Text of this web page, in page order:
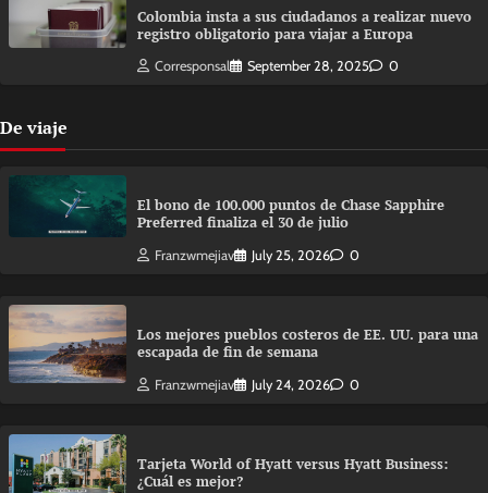
Colombia insta a sus ciudadanos a realizar nuevo
registro obligatorio para viajar a Europa
Corresponsal September 28, 2025 0
De viaje
El bono de 100.000 puntos de Chase Sapphire
Preferred finaliza el 30 de julio
Franzwmejiav July 25, 2026 0
Los mejores pueblos costeros de EE. UU. para una
escapada de fin de semana
Franzwmejiav July 24, 2026 0
Tarjeta World of Hyatt versus Hyatt Business:
¿Cuál es mejor?